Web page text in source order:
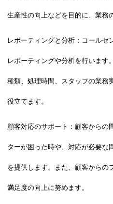
生産性の向上などを目的に、業務
レポーティングと分析：コールセ
レポーティングや分析を行います
種類、処理時間、スタッフの業務
役立てます。
顧客対応のサポート：顧客からの
ターが困った時や、対応が必要な
を提供します。また、顧客からの
満足度の向上に努めます。